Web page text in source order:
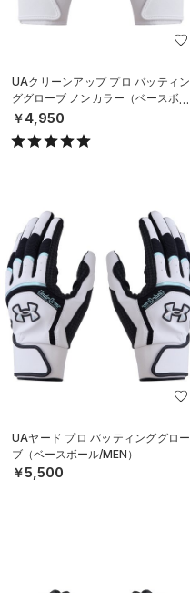
UAクリーンアップ プロ バッティン
ググローブ ノンカラー（ベースボー
ル/MEN）
￥4,950
UAヤード プロ バッティンググロー
ブ（ベースボール/MEN）
￥5,500